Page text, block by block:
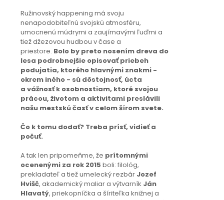
Ružinovský happening má svoju
nenapodobiteľnú svojskú atmosféru,
umocnenú múdrymi a zaujímavými ľuďmi a
tiež džezovou hudbou v čase a
priestore. Bolo by preto nosením dreva do
lesa podrobnejšie opisovať priebeh
podujatia, ktorého hlavnými znakmi -
okrem iného - sú dôstojnosť, úcta
a vážnosť k osobnostiam, ktoré svojou
prácou, životom a aktivitami preslávili
našu mestskú časť v celom šírom svete.
Čo k tomu dodať? Treba prísť, vidieť a
počuť.
A tak len pripomeňme, že prítomnými
ocenenými za rok 2015 boli: filológ,
prekladateľ a tiež umelecký rezbár Jozef
Hvišč, akademický maliar a výtvarník Ján
Hlavatý, priekopníčka a šíriteľka knižnej a